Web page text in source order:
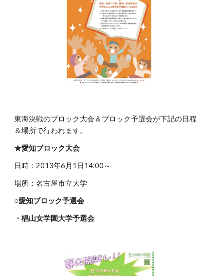
東海決戦のブロック大会＆ブロック予選会が下記の日程
＆場所で行われます。
★愛知ブロック大会
日時：2013年6月1日14:00～
場所：名古屋市立大学
○愛知ブロック予選会
・椙山女学園大学予選会